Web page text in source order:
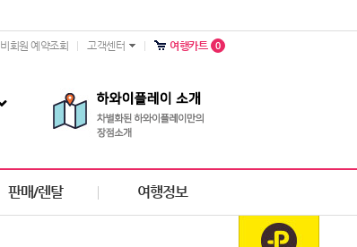
비회원 예약조회 고객센터 여행카트 0
판매/렌탈 여행정보